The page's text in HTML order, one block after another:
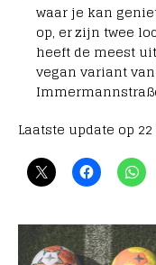
waar je kan
op, er zijn twee
heeft de meest
vegan variant
Laatste update op